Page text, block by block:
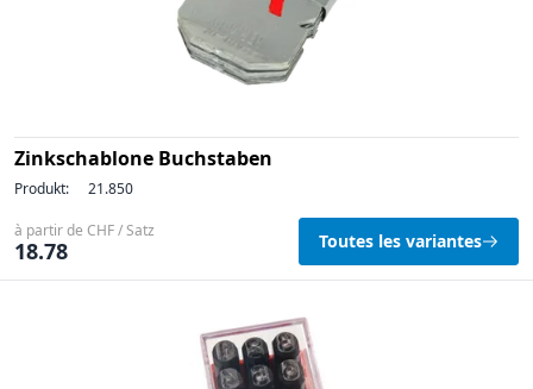
Zinkschablone Buchstaben
Produkt: 21.850
à partir de CHF / Satz
18.78 Toutes les variantes